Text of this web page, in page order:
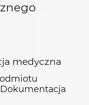
medyczna